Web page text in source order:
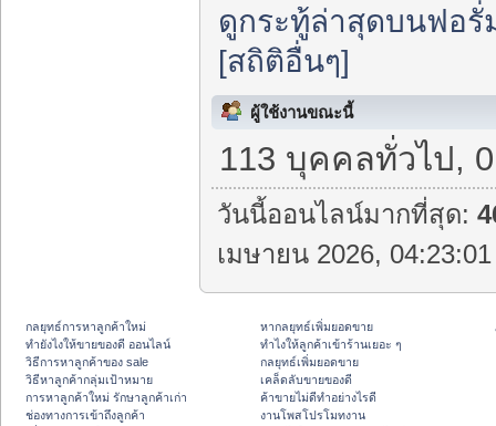
ดูกระทู้ล่าสุดบนฟอรั่
[สถิติอื่นๆ]
ผู้ใช้งานขณะนี้
113 บุคคลทั่วไป,
วันนี้ออนไลน์มากที่สุด:
เมษายน 2026,
กลยุทธ์การหาลูกค้าใหม่
ทํายังไงให้ขายของดี ออนไลน์
วิธีการหาลูกค้าของ sale
วิธีหาลูกค้ากลุ่มเป้าหมาย
การหาลูกค้าใหม่ รักษาลูกค้าเก่า
ช่องทางการเข้าถึงลูกค้า
หากลยุทธ์เพิ่มยอดขาย
ทําไงให้ลูกค้าเข้าร้านเยอะ ๆ
กลยุทธ์เพิ่มยอดขาย
เคล็ดลับขายของดี
ค้าขายไม่ดีทำอย่างไรดี
งานโพสโปรโมทงาน